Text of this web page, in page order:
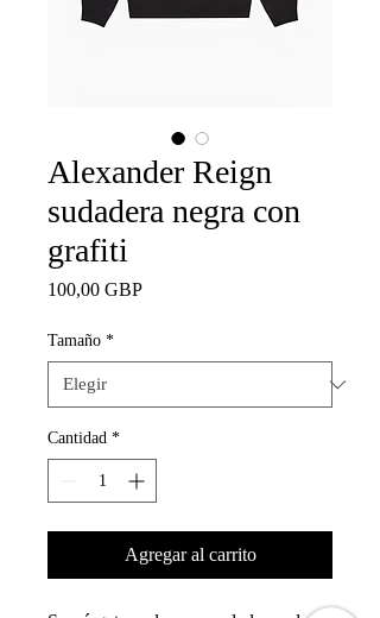
Alexander Reign
sudadera negra con
grafiti
100,00 GBPPrecio
Tamaño *
Cantidad *
Agregar al carrito